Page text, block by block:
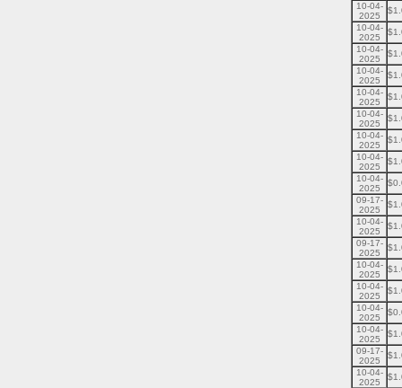
10-04-
2025
10-04-
2025
10-04-
2025
10-04-
2025
10-04-
2025
10-04-
2025
10-04-
2025
10-04-
2025
10-04-
2025
09-17-
2025
10-04-
2025
09-17-
2025
10-04-
2025
10-04-
2025
10-04-
2025
10-04-
2025
09-17-
2025
10-04-
2025